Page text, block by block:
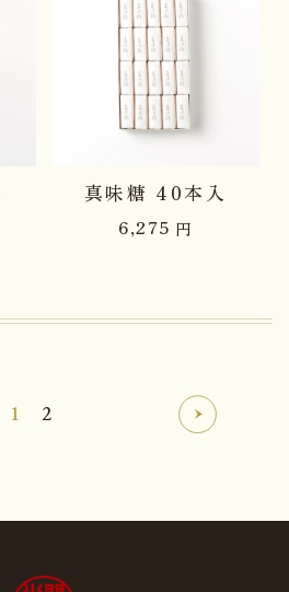
真味糖 40本入
6,275 円
1 2